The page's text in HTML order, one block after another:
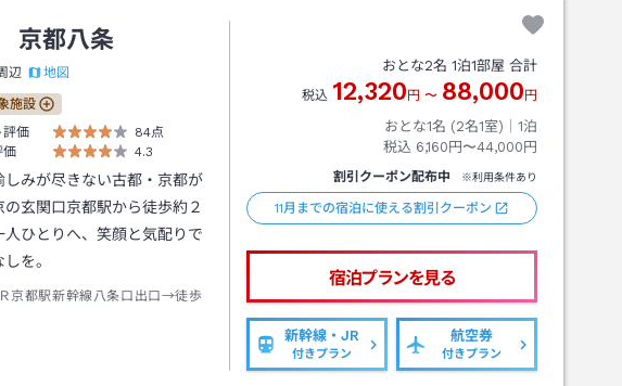
京都八条
辺 地図
施設
評価
84点
価
4.3
しみが尽きない古都・京都が
玄関口京都駅から徒歩約２
人ひとりへ、笑顔と気配りで
を。
京都駅新幹線八条口出口→徒歩
おとな2名 1泊1部屋 合計
税込 12,320 円 〜 88,000 円
おとな1名 (2名1室)｜ 1泊
税込 6,160円〜44,000円
割引クーポン配布中 ※利用条件あり
11月までの宿泊に使える割引クーポン
宿泊プランを見る
新幹線・JR
付きプラン
航空券
付きプラン